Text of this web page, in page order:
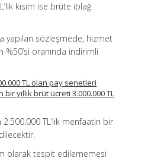
kısım ise brüte iblağ
yapılan sözleşmede, hizmet
%50’si oranında indirimli
TL olan pay senetleri
yıllık brüt ücreti 3.000.000 TL
TL’lik menfaatin bir
olarak tespit edilememesi